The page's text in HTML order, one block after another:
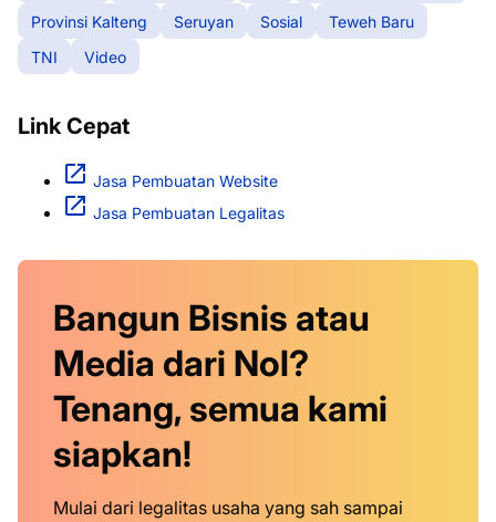
Provinsi Kalteng
Seruyan Sosial
Teweh Baru
TNI
Video
Link Cepat
Jasa Pembuatan Website
Jasa Pembuatan Legalitas
Bangun Bisnis atau
Media dari Nol?
Tenang, semua kami
siapkan!
Mulai dari legalitas usaha yang sah sampai